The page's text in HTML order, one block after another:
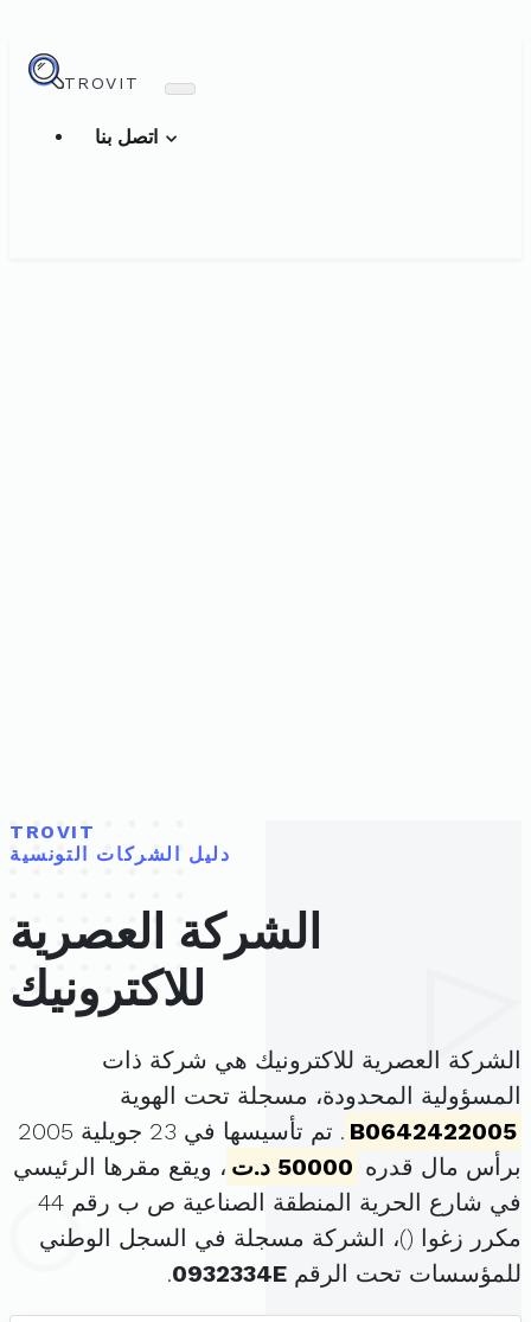
TROVIT
TROVIT
دليل الشركات التونسية
الشركة العصرية
للاكترونيك
الشركة العصرية للاكترونيك هي شركة ذات
المسؤولية المحدودة، مسجلة تحت الهوية
B0642422005
. تم تأسيسها في 23 جويلية 2005
برأس مال قدره 50000 د.ت
، ويقع مقرها الرئيسي
في شارع الحرية المنطقة الصناعية ص ب رقم 44
مكرر زغوا ()، الشركة مسجلة في السجل الوطني
للمؤسسات تحت الرقم 0932334E
.